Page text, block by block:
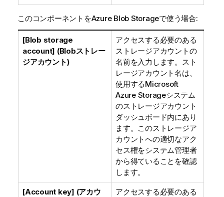
このコンポーネントをAzure Blob Storageで使う場合:
[Blob storage
account] (Blobストレー
ジアカウント)
アクセスする必要のある
ストレージアカウントの
名前を入力します。スト
レージアカウント名は、
使用するMicrosoft
Azure Storageシステム
のストレージアカウント
ダッシュボード内にあり
ます。このストレージア
カウントへの適切なアク
セス権をシステム管理者
から得ていることを確認
します。
[Account key] (アカウ
アクセスする必要のある